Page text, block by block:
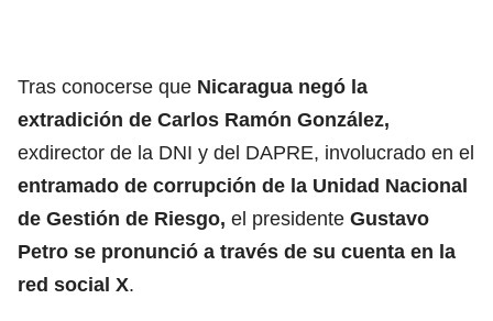
Tras conocerse que Nicaragua negó la
extradición de Carlos Ramón González,
exdirector de la DNI y del DAPRE, involucrado en el
entramado de corrupción de la Unidad Nacional
de Gestión de Riesgo, el presidente Gustavo
Petro se pronunció a través de su cuenta en la
red social X.